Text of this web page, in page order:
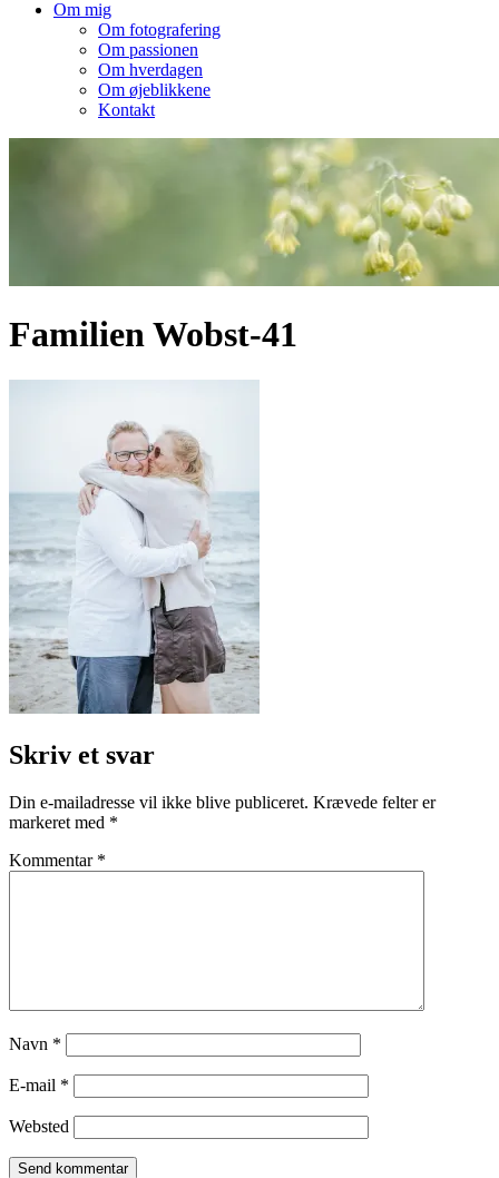
Om mig
Om fotografering
Om passionen
Om hverdagen
Om øjeblikkene
Kontakt
Familien Wobst-41
Skriv et svar
Din e-mailadresse vil ikke blive publiceret. Krævede felter er
markeret med *
Kommentar *
Navn *
E-mail *
Websted